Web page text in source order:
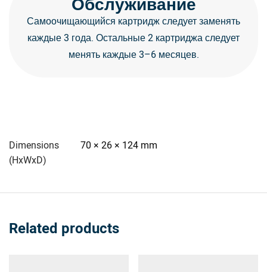
Самоочищающийся картридж следует заменять
каждые 3 года. Остальные 2 картриджа следует
менять каждые 3–6 месяцев.
Dimensions
(HxWxD)
70 × 26 × 124 mm
Related products